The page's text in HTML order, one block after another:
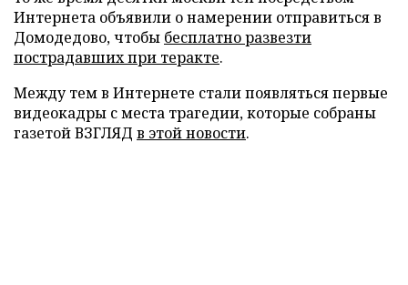
Интернета объявили о намерении отправиться в
Домодедово, чтобы бесплатно развезти
пострадавших при теракте.
Между тем в Интернете стали появляться первые
видеокадры с места трагедии, которые собраны
газетой ВЗГЛЯД в этой новости.